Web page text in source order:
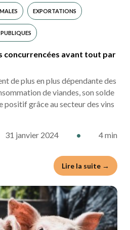
EXPORTATIONS
concurrencées avant tout par
de plus en plus dépendante des
de viandes, son solde
positif grâce au secteur des vins
31 janvier 2024 • 4 min
Lire la suite →